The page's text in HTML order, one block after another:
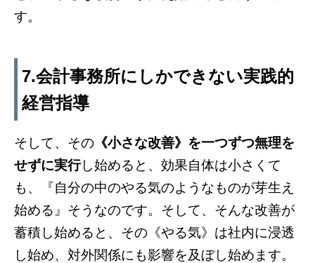
す。
7.会計事務所にしかできない実践的
経営指導
そして、その 《小さな改善》を一つずつ無理を
せずに実行し始めると、効果自体は小さくて
も、『自分の中のやる気のようなものが芽生え
始める』そうなのです。そして、そんな改善が
蓄積し始めると、その《やる気》は社内に浸透
し始め、対外関係にも影響を及ぼし始めます。